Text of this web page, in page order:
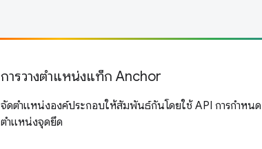
การวางตำแหน่งแท็ก Anchor
จัดตำแหน่งองค์ประกอบให้สัมพันธ์กันโดยใช้ API การกำหนด
ตำแหน่งจุดยึด